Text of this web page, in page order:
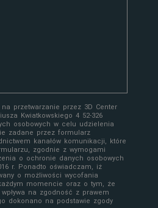
przetwarzanie przez 3D Center
Kwiatkowskiego 4 52-326
osobowych w celu udzielenia
zadane przez formularz
kanałów komunikacji, które
zgodnie z wymogami
o ochronie danych osobowych
r. Ponadto oświadczam, iż
o możliwości wycofania
momencie oraz o tym, że
na zgodność z prawem
dokonano na podstawie zgody